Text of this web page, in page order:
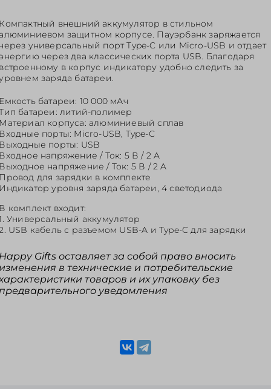
внешний аккумулятор в стильном
защитном корпусе. Пауэрбанк заряжается
универсальный порт Type-C или Micro-USB и отдает
через два классических порта USB. Благодаря
в корпус индикатору удобно следить за
заряда батареи.
батареи: 10 000 мАч
батареи: литий-полимер
корпуса: алюминиевый сплав
порты: Micro-USB, Type-C
порты: USB
напряжение / Ток: 5 В / 2 A
напряжение / Ток: 5 В / 2 A
для зарядки в комплекте
уровня заряда батареи, 4 светодиода
комплект входит:
Универсальный аккумулятор
USB кабель с разъемом USB-A и Type-C для зарядки
Gifts оставляет за собой право вносить
в технические и потребительские
товаров и их упаковку без
уведомления